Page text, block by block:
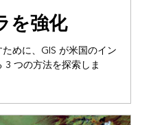
を強化
めに、GIS が米国のイン
つの方法を探索しま